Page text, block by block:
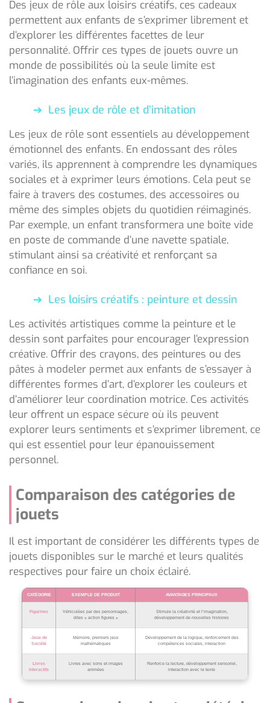
Des jeux de rôle aux loisirs créatifs, ces cadeaux
permettent aux enfants de s’exprimer librement et
d’explorer les différentes facettes de leur
personnalité. Offrir ces types de jouets ouvre un
monde de possibilités où la seule limite est
l’imagination des enfants eux-mêmes.
Les jeux de rôle et d’imitation
Les jeux de rôle sont essentiels au développement
émotionnel des enfants. En endossant des rôles
variés, ils apprennent à comprendre les dynamiques
sociales et à exprimer leurs émotions. Cela peut se
faire à travers des costumes, des accessoires ou
même des simples objets du quotidien réimaginés.
Par exemple, un enfant transformera une boîte vide
en poste de commande d’une navette spatiale,
stimulant ainsi sa créativité et renforçant sa
confiance en soi.
Les loisirs créatifs : peinture et dessin
Les activités artistiques comme la peinture et le
dessin sont parfaites pour encourager l’expression
créative. Offrir des crayons, des peintures ou des
pâtes à modeler permet aux enfants de s’essayer à
différentes formes d’art, d’explorer les couleurs et
d’améliorer leur coordination motrice. Ces activités
leur offrent un espace sécure où ils peuvent
explorer leurs sentiments et s’exprimer librement, ce
qui est essentiel pour leur épanouissement
personnel.
Comparaison des catégories de
jouets
Il est important de considérer les différents types de
jouets disponibles sur le marché et leurs qualités
respectives pour faire un choix éclairé.
CATÉGORIE EXEMPLE DE PRODUIT AVANTAGES PRINCIPAUX
Figurines
Véhiculées par des personnages,
dites « action figures »
Stimule la créativité et l’imagination,
développement de nouvelles histoires
Jeux de
Société
Mémoire, premiers jeux
mathématiques
Développement de la logique, renforcement des
compétences sociales, interaction
Livres
Interactifs
Livres avec sons et images
animées
Renforce la lecture, développement sensoriel,
interaction avec le texte